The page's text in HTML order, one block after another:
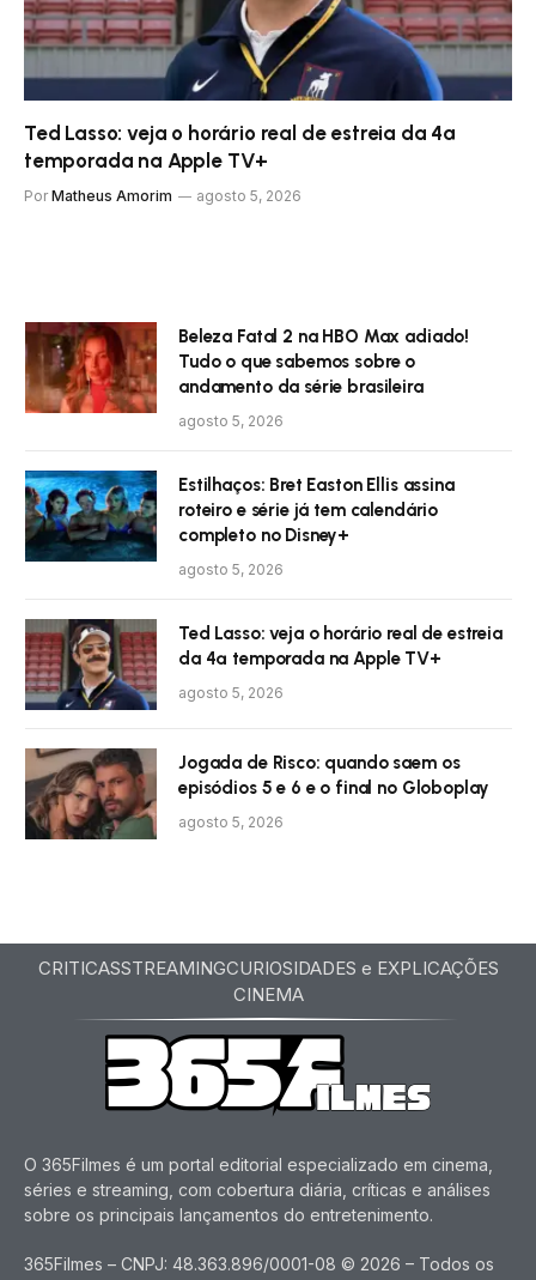
Ted Lasso: veja o horário real de estreia da 4ª
temporada na Apple TV+
Por Matheus Amorim agosto 5, 2026
Beleza Fatal 2 na HBO Max adiado!
Tudo o que sabemos sobre o
andamento da série brasileira
agosto 5, 2026
Estilhaços: Bret Easton Ellis assina
roteiro e série já tem calendário
completo no Disney+
agosto 5, 2026
Ted Lasso: veja o horário real de estreia
da 4ª temporada na Apple TV+
agosto 5, 2026
Jogada de Risco: quando saem os
episódios 5 e 6 e o final no Globoplay
agosto 5, 2026
CRITICASSTREAMINGCURIOSIDADES e EXPLICAÇÕES
CINEMA
O 365Filmes é um portal editorial especializado em cinema,
séries e streaming, com cobertura diária, críticas e análises
sobre os principais lançamentos do entretenimento.
365Filmes – CNPJ: 48.363.896/0001-08 © 2026 – Todos os